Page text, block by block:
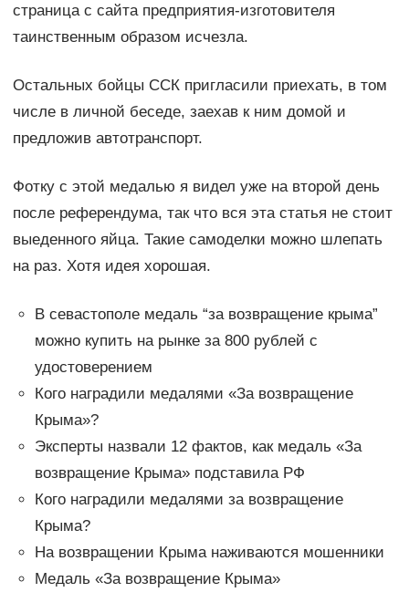
страница с сайта предприятия-изготовителя
таинственным образом исчезла.
Остальных бойцы ССК пригласили приехать, в том
числе в личной беседе, заехав к ним домой и
предложив автотранспорт.
Фотку с этой медалью я видел уже на второй день
после референдума, так что вся эта статья не стоит
выеденного яйца. Такие самоделки можно шлепать
на раз. Хотя идея хорошая.
В севастополе медаль “за возвращение крыма”
можно купить на рынке за 800 рублей с
удостоверением
Кого наградили медалями «За возвращение
Крыма»?
Эксперты назвали 12 фактов, как медаль «За
возвращение Крыма» подставила РФ
Кого наградили медалями за возвращение
Крыма?
На возвращении Крыма наживаются мошенники
Медаль «За возвращение Крыма»